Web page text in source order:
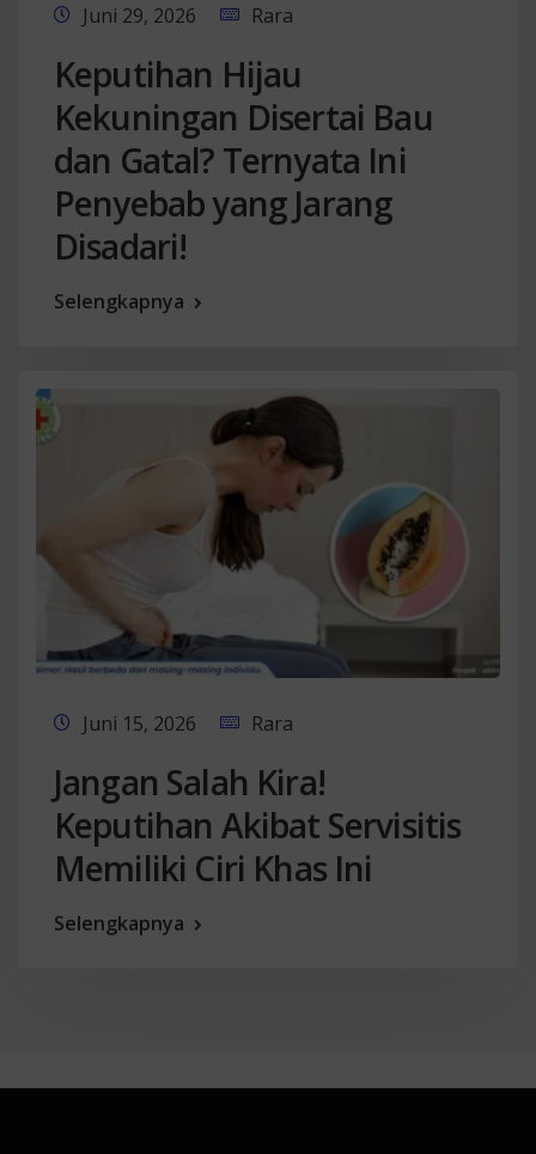
Juni 29, 2026 Rara
Keputihan Hijau
Kekuningan Disertai Bau
dan Gatal? Ternyata Ini
Penyebab yang Jarang
Disadari!
Selengkapnya
Juni 15, 2026 Rara
Jangan Salah Kira!
Keputihan Akibat Servisitis
Memiliki Ciri Khas Ini
Selengkapnya